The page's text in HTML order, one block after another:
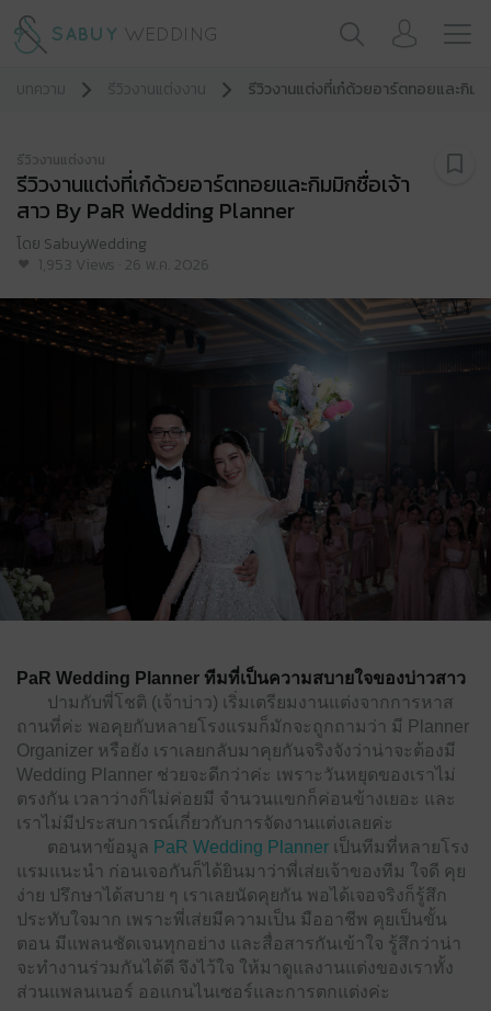
บทความ รีวิวงานแต่งงาน รีวิวงานแต่งที่เก๋ด้วยอาร์ตทอยและกิม
รีวิวงานแต่งงาน
รีวิวงานแต่งที่เก๋ด้วยอาร์ตทอยและกิมมิกชื่อเจ้า
สาว By PaR Wedding Planner
โดย SabuyWedding
1,953 Views · 26 พ.ค. 2026
PaR Wedding Planner ทีมที่เป็นความสบายใจของบ่าวสาว
ปามกับพี่โชติ (เจ้าบ่าว) เริ่มเตรียมงานแต่งจากการหาส
ถานที่ค่ะ พอคุยกับหลายโรงแรมก็มักจะถูกถามว่า มี Planner
Organizer หรือยัง เราเลยกลับมาคุยกันจริงจังว่าน่าจะต้องมี
Wedding Planner ช่วยจะดีกว่าค่ะ เพราะวันหยุดของเราไม่
ตรงกัน เวลาว่างก็ไม่ค่อยมี จำนวนแขกก็ค่อนข้างเยอะ และ
เราไม่มีประสบการณ์เกี่ยวกับการจัดงานแต่งเลยค่ะ
ตอนหาข้อมูล PaR Wedding Planner เป็นทีมที่หลายโรง
แรมแนะนํา ก่อนเจอกันก็ได้ยินมาว่าพี่เส่ยเจ้าของทีม ใจดี คุย
ง่าย ปรึกษาได้สบาย ๆ เราเลยนัดคุยกัน พอได้เจอจริงก็รู้สึก
ประทับใจมาก เพราะพี่เส่ยมีความเป็น มืออาชีพ คุยเป็นขั้น
ตอน มีแพลนชัดเจนทุกอย่าง และสื่อสารกันเข้าใจ รู้สึกว่าน่า
จะทํางานร่วมกันได้ดี จึงไว้ใจ ให้มาดูแลงานแต่งของเราทั้ง
ส่วนแพลนเนอร์ ออแกนไนเซอร์และการตกแต่งค่ะ